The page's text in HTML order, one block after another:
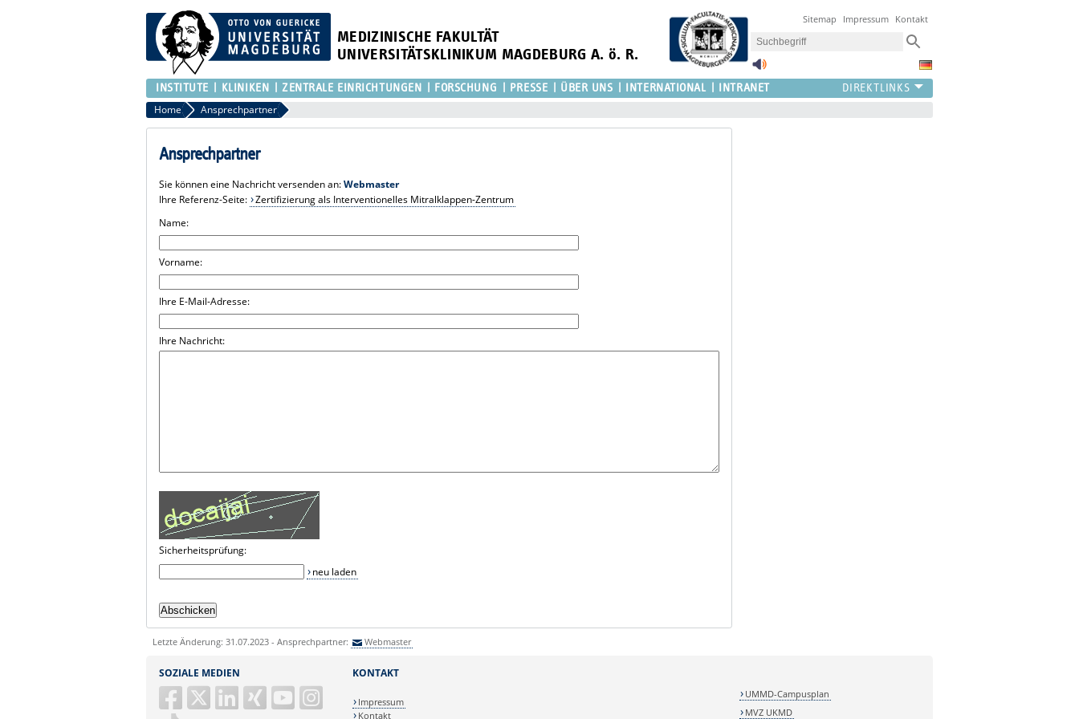
MEDIZINISCHE FAKULTÄT
UNIVERSITÄTSKLINIKUM MAGDEBURG A. ö. R.
Sitemap Impressum Kontakt
INSTITUTE KLINIKEN ZENTRALE EINRICHTUNGEN FORSCHUNG PRESSE ÜBER UNS INTERNATIONAL INTRANET
Home Ansprechpartner
Ansprechpartner
Sie können eine Nachricht versenden an:Webmaster
Ihre Referenz-Seite: Zertifizierung als Interventionelles Mitralklappen-Zentrum
Name:
Vorname:
Ihre E-Mail-Adresse:
Ihre Nachricht:
Sicherheitsprüfung:
neu laden
Letzte Änderung: 31.07.2023 - Ansprechpartner: Webmaster
SOZIALE MEDIEN KONTAKT
Impressum
Kontakt
UMMD-Campusplan
MVZ UKMD